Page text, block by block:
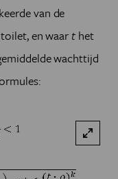
van de
en waar t het
wachttijd